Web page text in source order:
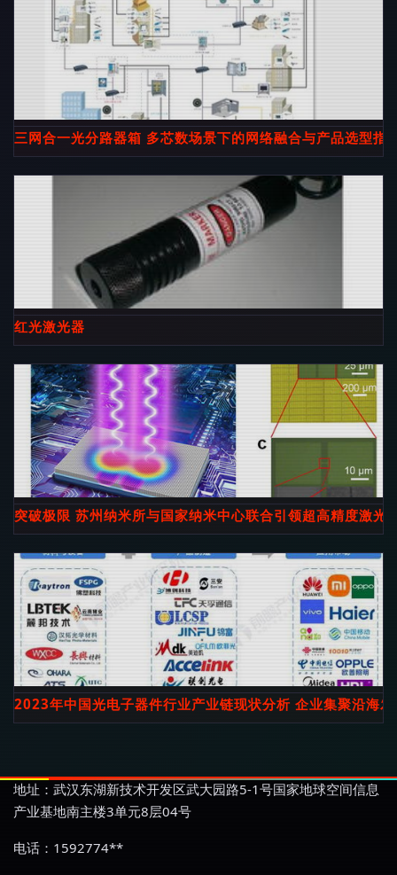
三网合一光分路器箱 多芯数场景下的网络融合与产品选型指
红光激光器
突破极限 苏州纳米所与国家纳米中心联合引领超高精度激光
2023年中国光电子器件行业产业链现状分析 企业集聚沿海
地址：武汉东湖新技术开发区武大园路5-1号国家地球空间信息
产业基地南主楼3单元8层04号
电话：1592774**